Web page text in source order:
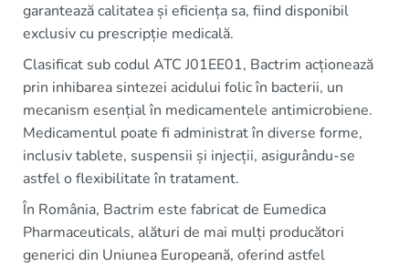
garantează calitatea și eficiența sa, fiind disponibil
exclusiv cu prescripție medicală.
Clasificat sub codul ATC J01EE01, Bactrim acționează
prin inhibarea sintezei acidului folic în bacterii, un
mecanism esențial în medicamentele antimicrobiene.
Medicamentul poate fi administrat în diverse forme,
inclusiv tablete, suspensii și injecții, asigurându-se
astfel o flexibilitate în tratament.
În România, Bactrim este fabricat de Eumedica
Pharmaceuticals, alături de mai mulți producători
generici din Uniunea Europeană, oferind astfel